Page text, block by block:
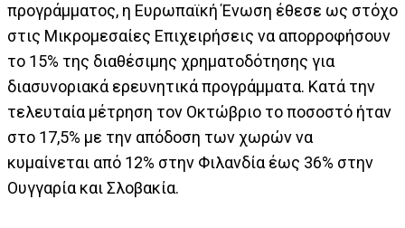
προγράμματος, η Ευρωπαϊκή Ένωση έθεσε ως στόχο
στις Μικρομεσαίες Επιχειρήσεις να απορροφήσουν
το 15% της διαθέσιμης χρηματοδότησης για
διασυνοριακά ερευνητικά προγράμματα. Κατά την
τελευταία μέτρηση τον Οκτώβριο το ποσοστό ήταν
στο 17,5% με την απόδοση των χωρών να
κυμαίνεται από 12% στην Φιλανδία έως 36% στην
Ουγγαρία και Σλοβακία.